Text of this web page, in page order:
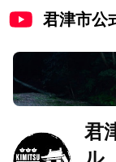
君津市公
君